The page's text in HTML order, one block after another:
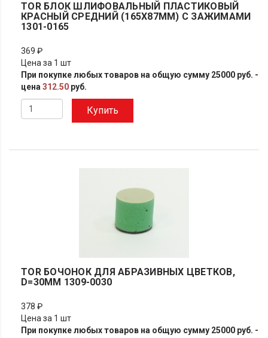
TOR БЛОК ШЛИФОВАЛЬНЫЙ ПЛАСТИКОВЫЙ
КРАСНЫЙ СРЕДНИЙ (165Х87ММ) С ЗАЖИМАМИ
1301-0165
369 ₽
Цена за 1 шт
При покупке любых товаров на общую сумму 25000 руб. -
цена 312.50 руб.
Купить
TOR БОЧОНОК ДЛЯ АБРАЗИВНЫХ ЦВЕТКОВ,
D=30ММ 1309-0030
378 ₽
Цена за 1 шт
При покупке любых товаров на общую сумму 25000 руб. -